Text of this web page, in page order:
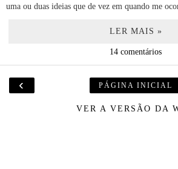
uma ou duas ideias que de vez em quando me
LER MAIS »
14 comentários
‹ PÁGINA INICIAL
VER A VERSÃO DA